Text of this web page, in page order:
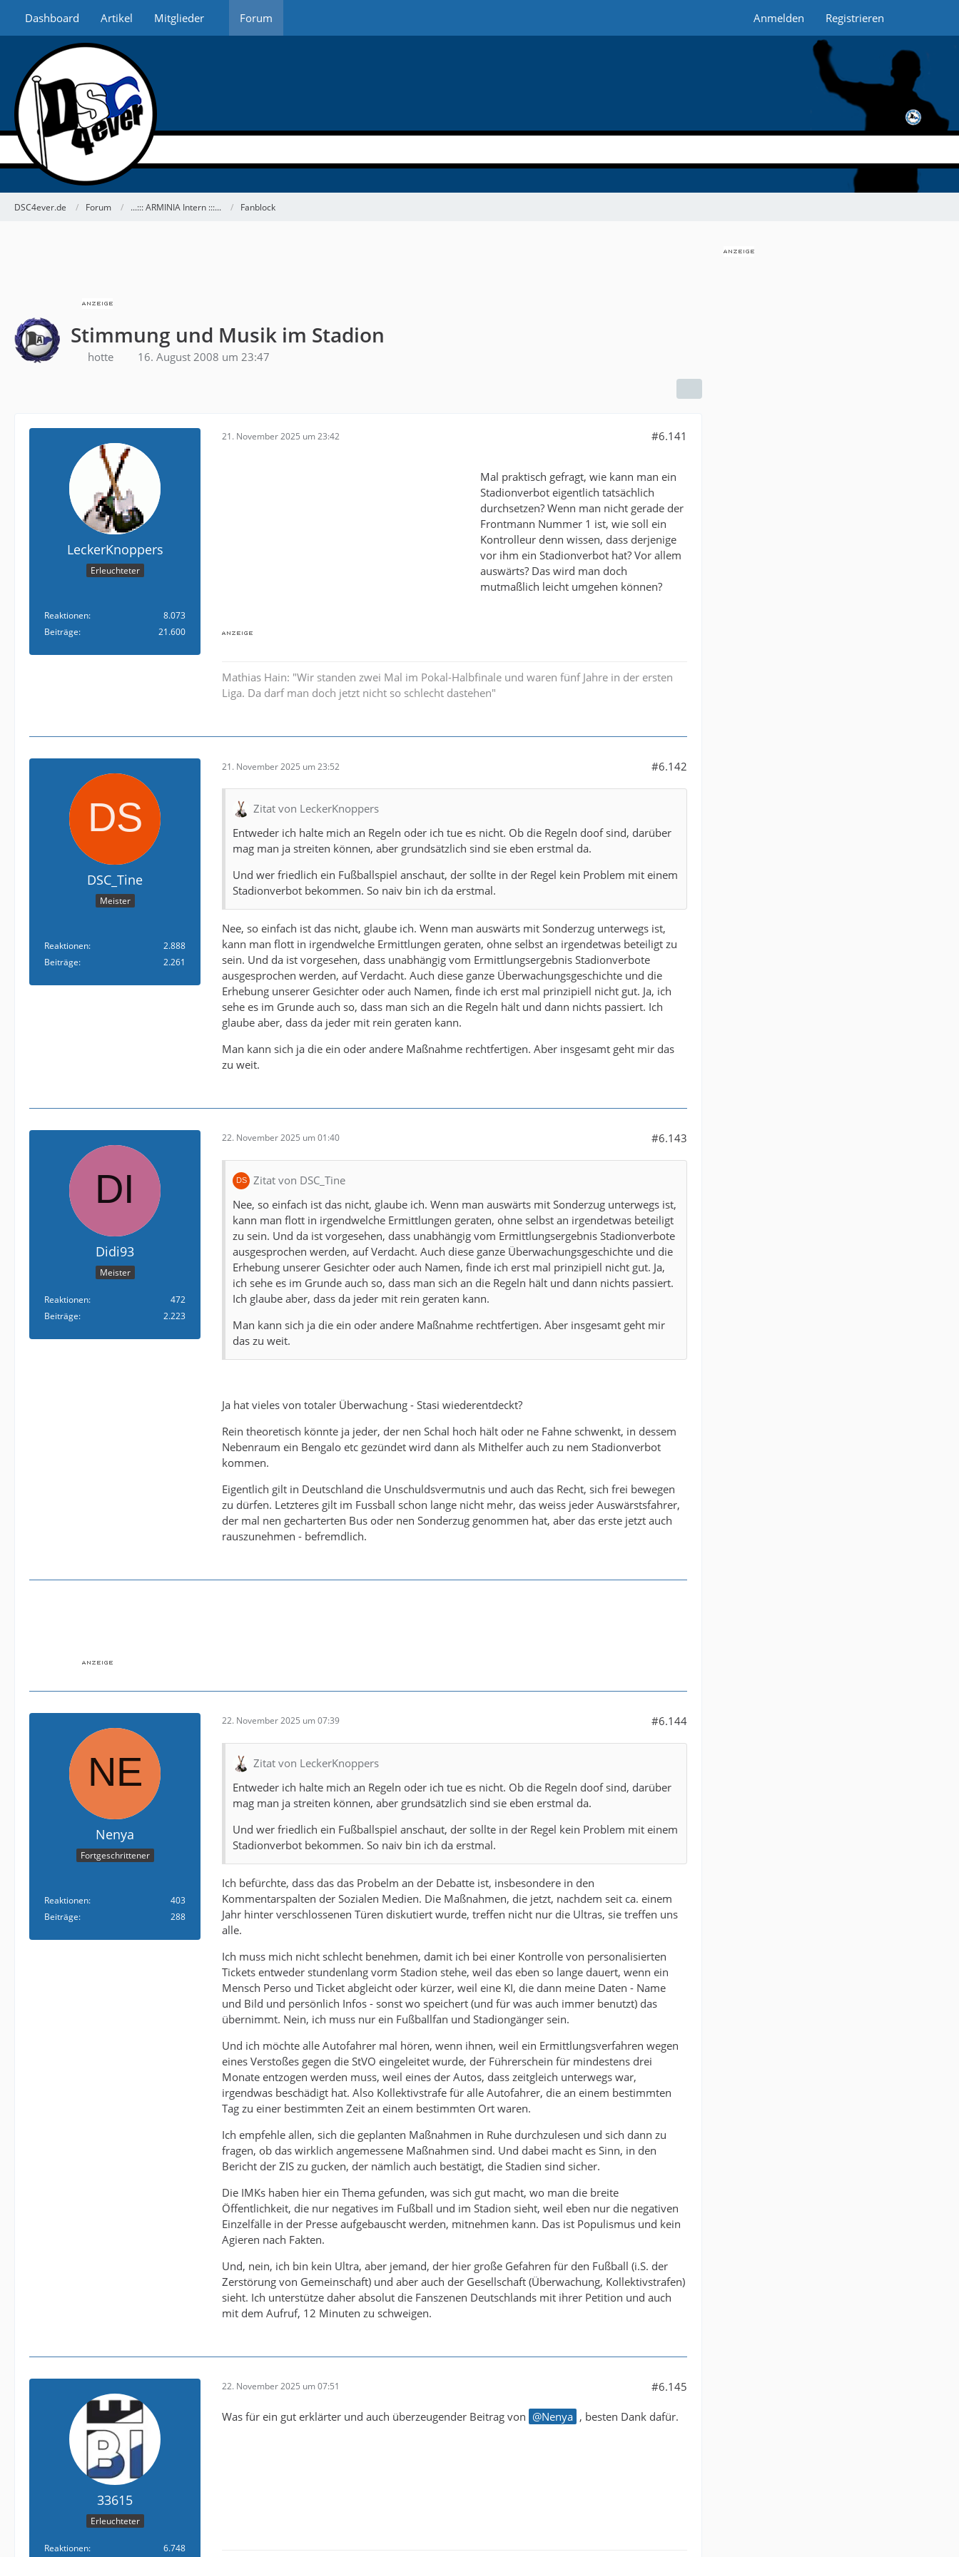
Dashboard Artikel Mitglieder Forum Anmelden Registrieren
DSC4ever.de Forum ...::: ARMINIA Intern :::... Fanblock
Stimmung und Musik im Stadion
hotte 16. August 2008 um 23:47
LeckerKnoppers
Erleuchteter
Reaktionen
8.073
Beiträge
21.600
21. November 2025 um 23:42 #6.141
Mal praktisch gefragt, wie kann man ein
Stadionverbot eigentlich tatsächlich
durchsetzen? Wenn man nicht gerade der
Frontmann Nummer 1 ist, wie soll ein
Kontrolleur denn wissen, dass derjenige
vor ihm ein Stadionverbot hat? Vor allem
auswärts? Das wird man doch
mutmaßlich leicht umgehen können?
Mathias Hain: "Wir standen zwei Mal im Pokal-Halbfinale und waren fünf Jahre in der ersten
Liga. Da darf man doch jetzt nicht so schlecht dastehen"
DSC_Tine
Meister
Reaktionen
2.888
Beiträge
2.261
21. November 2025 um 23:52 #6.142
Zitat von LeckerKnoppers
Entweder ich halte mich an Regeln oder ich tue es nicht. Ob die Regeln doof sind, darüber
mag man ja streiten können, aber grundsätzlich sind sie eben erstmal da.
Und wer friedlich ein Fußballspiel anschaut, der sollte in der Regel kein Problem mit einem
Stadionverbot bekommen. So naiv bin ich da erstmal.
Nee, so einfach ist das nicht, glaube ich. Wenn man auswärts mit Sonderzug unterwegs ist,
kann man flott in irgendwelche Ermittlungen geraten, ohne selbst an irgendetwas beteiligt zu
sein. Und da ist vorgesehen, dass unabhängig vom Ermittlungsergebnis Stadionverbote
ausgesprochen werden, auf Verdacht. Auch diese ganze Überwachungsgeschichte und die
Erhebung unserer Gesichter oder auch Namen, finde ich erst mal prinzipiell nicht gut. Ja, ich
sehe es im Grunde auch so, dass man sich an die Regeln hält und dann nichts passiert. Ich
glaube aber, dass da jeder mit rein geraten kann.
Man kann sich ja die ein oder andere Maßnahme rechtfertigen. Aber insgesamt geht mir das
zu weit.
Didi93
Meister
Reaktionen
472
Beiträge
2.223
22. November 2025 um 01:40 #6.143
Zitat von DSC_Tine
Nee, so einfach ist das nicht, glaube ich. Wenn man auswärts mit Sonderzug unterwegs ist,
kann man flott in irgendwelche Ermittlungen geraten, ohne selbst an irgendetwas beteiligt
zu sein. Und da ist vorgesehen, dass unabhängig vom Ermittlungsergebnis Stadionverbote
ausgesprochen werden, auf Verdacht. Auch diese ganze Überwachungsgeschichte und die
Erhebung unserer Gesichter oder auch Namen, finde ich erst mal prinzipiell nicht gut. Ja,
ich sehe es im Grunde auch so, dass man sich an die Regeln hält und dann nichts passiert.
Ich glaube aber, dass da jeder mit rein geraten kann.
Man kann sich ja die ein oder andere Maßnahme rechtfertigen. Aber insgesamt geht mir
das zu weit.
Ja hat vieles von totaler Überwachung - Stasi wiederentdeckt?
Rein theoretisch könnte ja jeder, der nen Schal hoch hält oder ne Fahne schwenkt, in dessem
Nebenraum ein Bengalo etc gezündet wird dann als Mithelfer auch zu nem Stadionverbot
kommen.
Eigentlich gilt in Deutschland die Unschuldsvermutnis und auch das Recht, sich frei bewegen
zu dürfen. Letzteres gilt im Fussball schon lange nicht mehr, das weiss jeder Auswärstsfahrer,
der mal nen gecharterten Bus oder nen Sonderzug genommen hat, aber das erste jetzt auch
rauszunehmen - befremdlich.
Nenya
Fortgeschrittener
Reaktionen
403
Beiträge
288
22. November 2025 um 07:39 #6.144
Zitat von LeckerKnoppers
Entweder ich halte mich an Regeln oder ich tue es nicht. Ob die Regeln doof sind, darüber
mag man ja streiten können, aber grundsätzlich sind sie eben erstmal da.
Und wer friedlich ein Fußballspiel anschaut, der sollte in der Regel kein Problem mit einem
Stadionverbot bekommen. So naiv bin ich da erstmal.
Ich befürchte, dass das das Probelm an der Debatte ist, insbesondere in den
Kommentarspalten der Sozialen Medien. Die Maßnahmen, die jetzt, nachdem seit ca. einem
Jahr hinter verschlossenen Türen diskutiert wurde, treffen nicht nur die Ultras, sie treffen uns
alle.
Ich muss mich nicht schlecht benehmen, damit ich bei einer Kontrolle von personalisierten
Tickets entweder stundenlang vorm Stadion stehe, weil das eben so lange dauert, wenn ein
Mensch Perso und Ticket abgleicht oder kürzer, weil eine KI, die dann meine Daten - Name
und Bild und persönlich Infos - sonst wo speichert (und für was auch immer benutzt) das
übernimmt. Nein, ich muss nur ein Fußballfan und Stadiongänger sein.
Und ich möchte alle Autofahrer mal hören, wenn ihnen, weil ein Ermittlungsverfahren wegen
eines Verstoßes gegen die StVO eingeleitet wurde, der Führerschein für mindestens drei
Monate entzogen werden muss, weil eines der Autos, dass zeitgleich unterwegs war,
irgendwas beschädigt hat. Also Kollektivstrafe für alle Autofahrer, die an einem bestimmten
Tag zu einer bestimmten Zeit an einem bestimmten Ort waren.
Ich empfehle allen, sich die geplanten Maßnahmen in Ruhe durchzulesen und sich dann zu
fragen, ob das wirklich angemessene Maßnahmen sind. Und dabei macht es Sinn, in den
Bericht der ZIS zu gucken, der nämlich auch bestätigt, die Stadien sind sicher.
Die IMKs haben hier ein Thema gefunden, was sich gut macht, wo man die breite
Öffentlichkeit, die nur negatives im Fußball und im Stadion sieht, weil eben nur die negativen
Einzelfälle in der Presse aufgebauscht werden, mitnehmen kann. Das ist Populismus und kein
Agieren nach Fakten.
Und, nein, ich bin kein Ultra, aber jemand, der hier große Gefahren für den Fußball (i.S. der
Zerstörung von Gemeinschaft) und aber auch der Gesellschaft (Überwachung, Kollektivstrafen)
sieht. Ich unterstütze daher absolut die Fanszenen Deutschlands mit ihrer Petition und auch
mit dem Aufruf, 12 Minuten zu schweigen.
33615
Erleuchteter
Reaktionen 6.748
22. November 2025 um 07:51 #6.145
Was für ein gut erklärter und auch überzeugender Beitrag von Nenya , besten Dank dafür.